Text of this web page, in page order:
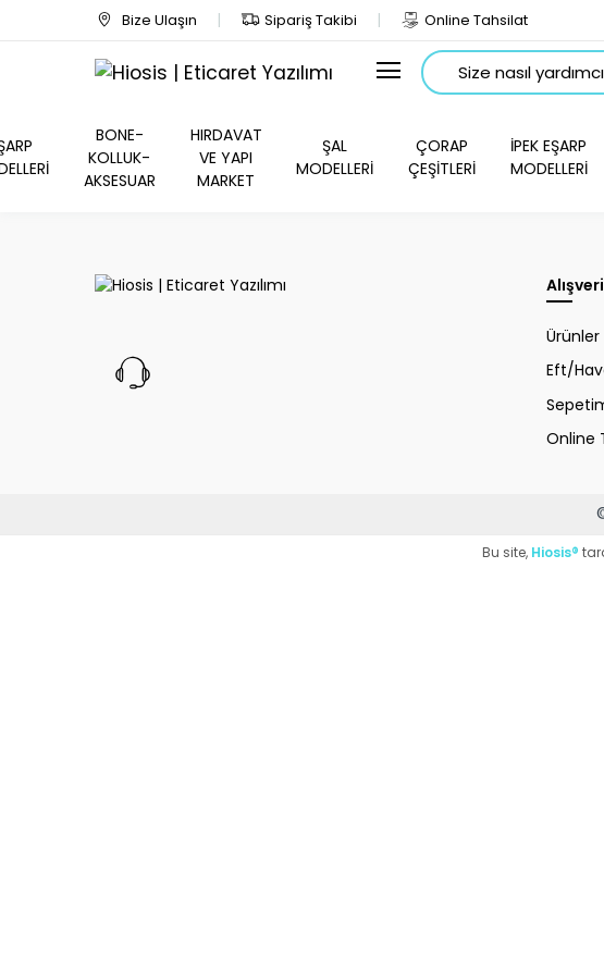
Bize Ulaşın Sipariş Takibi Online Tahsilat
Arama
BONE-
KOLLUK-
AKSESUAR
HIRDAVAT
VE YAPI
MARKET
ŞAL
MODELLERİ
ÇORAP
ÇEŞİTLERİ
İPEK EŞARP
MODELLERİ
Ürünler
Eft/
Online
Bu site, Hiosis®